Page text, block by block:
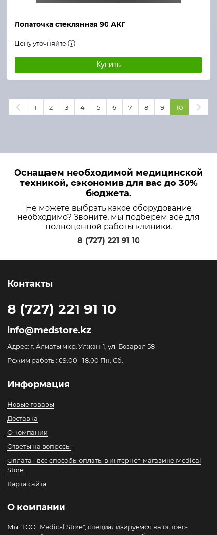
Лопаточка стеклянная 90 АКГ
Цену уточняйте
Купить
1 2 3 4 5 6 7 8 9 10
Оснащаем необходимой медицинской
техникой, сэкономив для вас до 30%
бюджета.
Не можете выбрать какое оборудование
необходимо? Звоните, мы подберем все для
полноценной работы клиники.
8 (727) 221 91 10
Контакты
8 (727) 221 91 10
info@medstore.kz
Адрес: г. Алматы мкр. Улжан-1, ул. Бозарал 58
Режим работы: 09.00 - 18.00 Пн. Сб.
Информация
Новые товары
Доставка
О компании
Ответы на вопросы
Оплата - все способы оплаты в интернет-магазине Medical
Store
Карта сайта
О компании
Мы, ТОО "Medical Store", специализируемся на оптово-